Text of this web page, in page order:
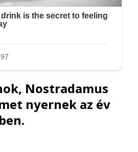
Nostradamus
nyernek az év